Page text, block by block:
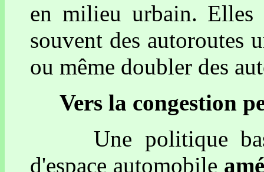
en milieu urbain. Elles
souvent des autoroutes
ou même doubler des
Vers la congestion
Une politique
d'espace automobile